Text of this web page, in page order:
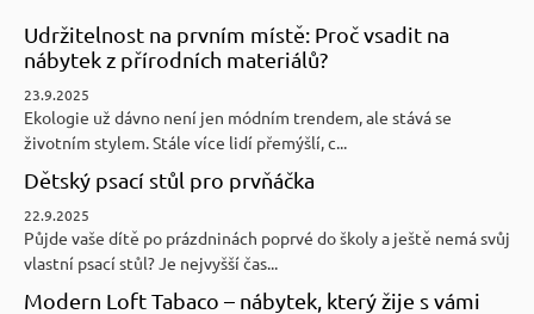
Udržitelnost na prvním místě: Proč vsadit na
nábytek z přírodních materiálů?
23.9.2025
Ekologie už dávno není jen módním trendem, ale stává se
životním stylem. Stále více lidí přemýšlí, c...
Dětský psací stůl pro prvňáčka
22.9.2025
Půjde vaše dítě po prázdninách poprvé do školy a ještě nemá svůj
vlastní psací stůl? Je nejvyšší čas...
Modern Loft Tabaco – nábytek, který žije s vámi